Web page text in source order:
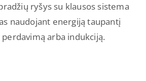
ryšys su klausos sistema
naudojant energiją taupantį
arba indukciją.